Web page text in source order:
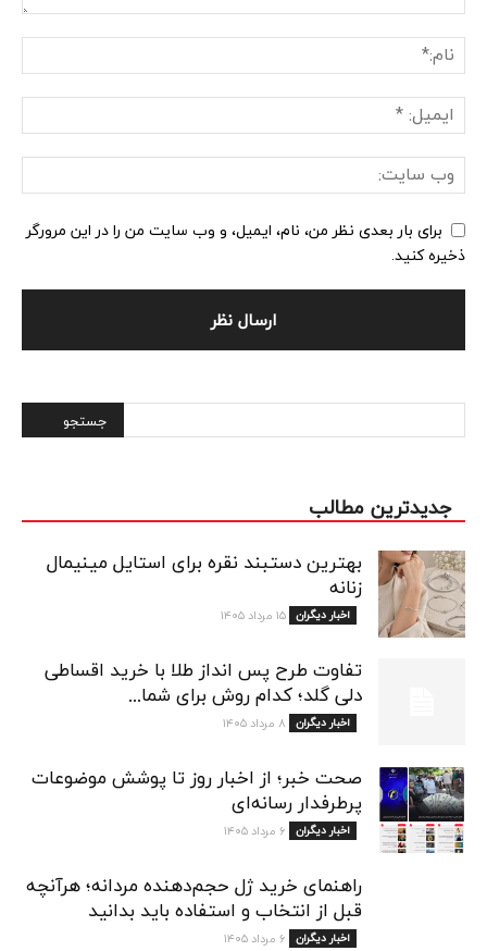
برای بار بعدی نظر من، نام، ایمیل، و وب سایت من را در این مرورگر
ذخیره کنید.
جدیدترین مطالب
بهترین دستبند نقره برای استایل مینیمال
زنانه
اخبار دیگران ۱۵ مرداد ۱۴۰۵
تفاوت طرح پس انداز طلا با خرید اقساطی
دلی گلد؛ کدام روش برای شما...
اخبار دیگران ۸ مرداد ۱۴۰۵
صحت خبر؛ از اخبار روز تا پوشش موضوعات
پرطرفدار رسانه‌ای
اخبار دیگران ۶ مرداد ۱۴۰۵
راهنمای خرید ژل حجم‌دهنده مردانه؛ هرآنچه
قبل از انتخاب و استفاده باید بدانید
اخبار دیگران ۶ مرداد ۱۴۰۵